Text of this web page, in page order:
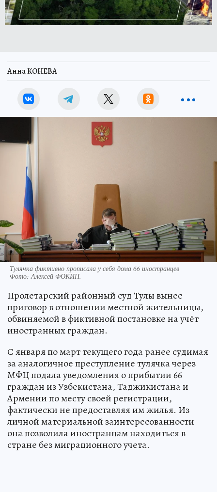
Анна КОНЕВА
Тулячка фиктивно прописала у себя дома 66 иностранцев
Фото:Алексей ФОКИН.
Пролетарский районный суд Тулы вынес
приговор в отношении местной жительницы,
обвиняемой в фиктивной постановке на учёт
иностранных граждан.
С января по март текущего года ранее судимая
за аналогичное преступление тулячка через
МФЦ подала уведомления о прибытии 66
граждан из Узбекистана, Таджикистана и
Армении по месту своей регистрации,
фактически не предоставляя им жилья. Из
личной материальной заинтересованности
она позволила иностранцам находиться в
стране без миграционного учета.